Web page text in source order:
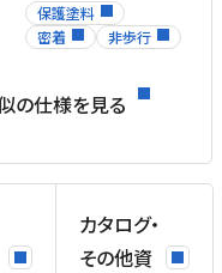
保護塗料
密着
非歩行
の仕様を見る
カタログ・
その他資